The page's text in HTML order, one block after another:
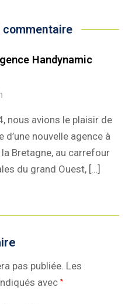
Handynamic
nous avions le plaisir de
nouvelle agence à
Bretagne, au carrefour
du grand Ouest, […]
pas publiée. Les
avec*